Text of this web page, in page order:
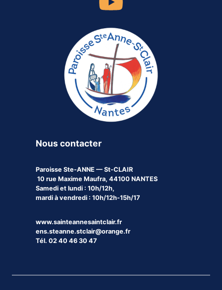
Nous contacter
Paroisse Ste-ANNE — St-CLAIR
10 rue Maxime Maufra, 44100 NANTES
Samedi et lundi : 10h/12h,
mardi à vendredi : 10h/12h-15h/17
www.sainteannesaintclair.fr
ens.steanne.stclair@orange.fr
Tél. 02 40 46 30 47